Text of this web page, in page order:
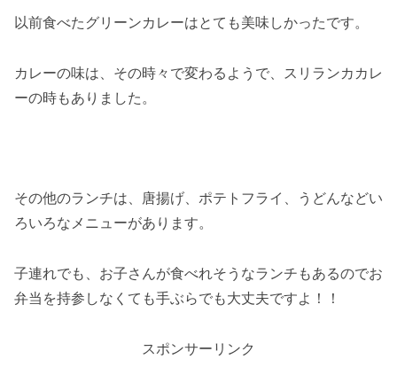
以前食べたグリーンカレーはとても美味しかったです。
カレーの味は、その時々で変わるようで、スリランカカレ
ーの時もありました。
その他のランチは、唐揚げ、ポテトフライ、うどんなどい
ろいろなメニューがあります。
子連れでも、お子さんが食べれそうなランチもあるのでお
弁当を持参しなくても手ぶらでも大丈夫ですよ！！
スポンサーリンク